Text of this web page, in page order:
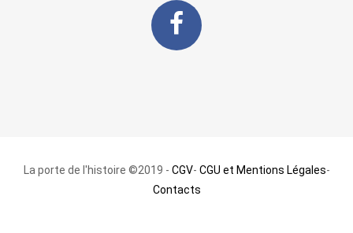
La porte de l'histoire ©2019 - CGV- CGU et Mentions Légales-
Contacts